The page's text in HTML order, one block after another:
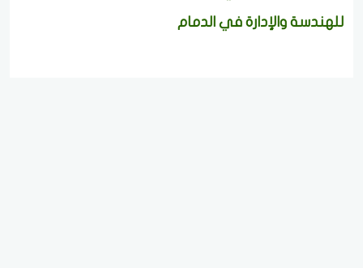
للهندسة والإدارة في الدمام